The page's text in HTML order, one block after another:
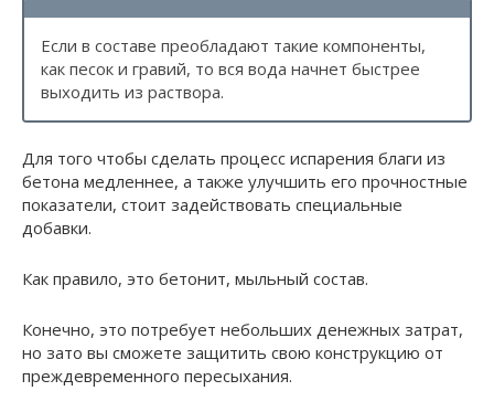
Если в составе преобладают такие компоненты,
как песок и гравий, то вся вода начнет быстрее
выходить из раствора.
Для того чтобы сделать процесс испарения благи из
бетона медленнее, а также улучшить его прочностные
показатели, стоит задействовать специальные
добавки.
Как правило, это бетонит, мыльный состав.
Конечно, это потребует небольших денежных затрат,
но зато вы сможете защитить свою конструкцию от
преждевременного пересыхания.